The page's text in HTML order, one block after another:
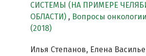
СИСТЕМЫ (НА ПРИМЕРЕ
ОБЛАСТИ) , Вопросы
(2018)
Илья Степанов, Елена